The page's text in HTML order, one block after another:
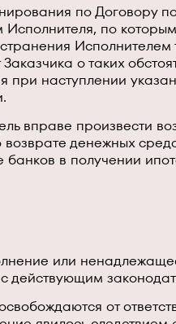
по Договору
Исполнителя, по
Исполнителем
о таких
при наступлении
вправе произвести
денежных
банков в получении
или
с действующим
от